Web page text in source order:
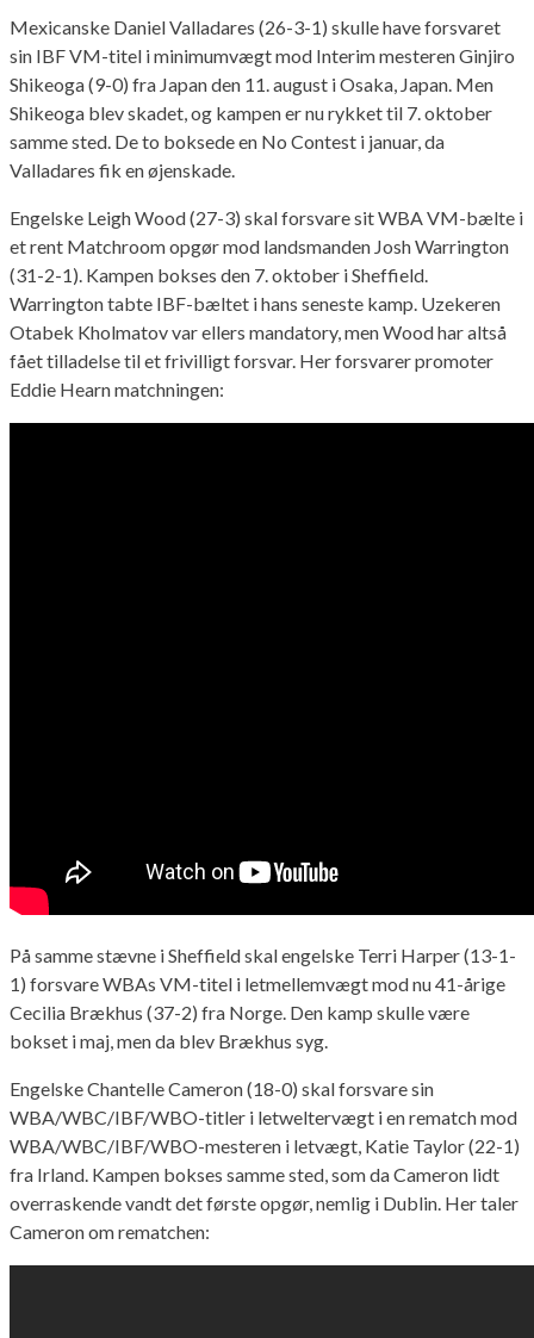
Mexicanske Daniel Valladares (26-3-1) skulle have forsvaret
sin IBF VM-titel i minimumvægt mod Interim mesteren Ginjiro
Shikeoga (9-0) fra Japan den 11. august i Osaka, Japan. Men
Shikeoga blev skadet, og kampen er nu rykket til 7. oktober
samme sted. De to boksede en No Contest i januar, da
Valladares fik en øjenskade.
Engelske Leigh Wood (27-3) skal forsvare sit WBA VM-bælte i
et rent Matchroom opgør mod landsmanden Josh Warrington
(31-2-1). Kampen bokses den 7. oktober i Sheffield.
Warrington tabte IBF-bæltet i hans seneste kamp. Uzekeren
Otabek Kholmatov var ellers mandatory, men Wood har altså
fået tilladelse til et frivilligt forsvar. Her forsvarer promoter
Eddie Hearn matchningen:
På samme stævne i Sheffield skal engelske Terri Harper (13-1-
1) forsvare WBAs VM-titel i letmellemvægt mod nu 41-årige
Cecilia Brækhus (37-2) fra Norge. Den kamp skulle være
bokset i maj, men da blev Brækhus syg.
Engelske Chantelle Cameron (18-0) skal forsvare sin
WBA/WBC/IBF/WBO-titler i letweltervægt i en rematch mod
WBA/WBC/IBF/WBO-mesteren i letvægt, Katie Taylor (22-1)
fra Irland. Kampen bokses samme sted, som da Cameron lidt
overraskende vandt det første opgør, nemlig i Dublin. Her taler
Cameron om rematchen: